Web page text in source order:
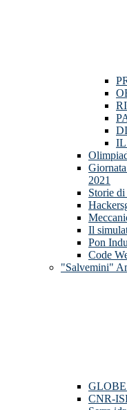
IL
2021
Storie
Il
Pon
Code
"Salvemini"
CNR-